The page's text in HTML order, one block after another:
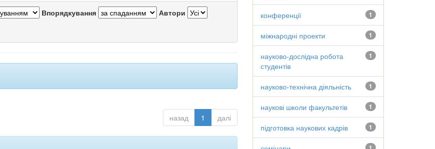
Впорядкування Автори
назад 1 далі
1
конференції
1
міжнародні проекти
1
науково-дослідна робота
студентів
1
науково-технічна діяльність
1
наукові школи факультетів
1
підготовка наукових кадрів